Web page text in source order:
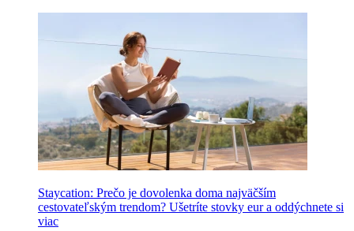
Staycation: Prečo je dovolenka doma najväčším
cestovateľským trendom? Ušetríte stovky eur a oddýchnete si
viac